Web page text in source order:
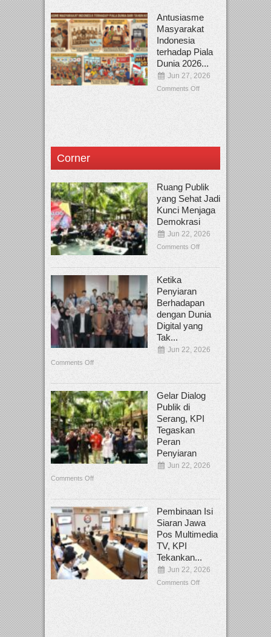
Antusiasme
Masyarakat
Indonesia
terhadap Piala
Dunia 2026...
Jun 27, 2026
Comments Off
Corner
Ruang Publik
yang Sehat Jadi
Kunci Menjaga
Demokrasi
Jun 22, 2026
Comments Off
Ketika
Penyiaran
Berhadapan
dengan Dunia
Digital yang
Tak...
Jun 22, 2026
Comments Off
Gelar Dialog
Publik di
Serang, KPI
Tegaskan
Peran
Penyiaran
Jun 22, 2026
Comments Off
Pembinaan Isi
Siaran Jawa
Pos Multimedia
TV, KPI
Tekankan...
Jun 22, 2026
Comments Off